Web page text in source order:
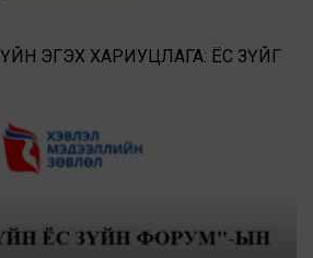
ЭГЭХ ХАРИУЦЛАГА: ЁС ЗҮЙГ